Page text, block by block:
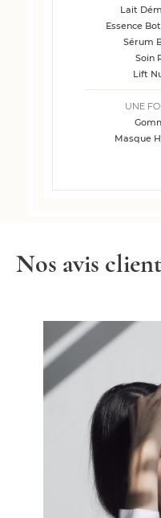
Lait
Essence
Sérum
Soin
Lift
UNE
Masque
Nos avis